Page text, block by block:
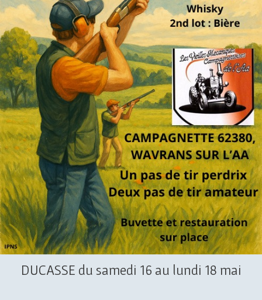
DUCASSE du samedi 16 au lundi 18 mai